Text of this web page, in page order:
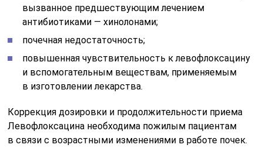
вызванное предшествующим лечением
антибиотиками — хинолонами;
почечная недостаточность;
повышенная чувствительность к левофлоксацину
и вспомогательным веществам, применяемым
в изготовлении лекарства.
Коррекция дозировки и продолжительности приема
Левофлоксацина необходима пожилым пациентам
в связи с возрастными изменениями в работе почек.